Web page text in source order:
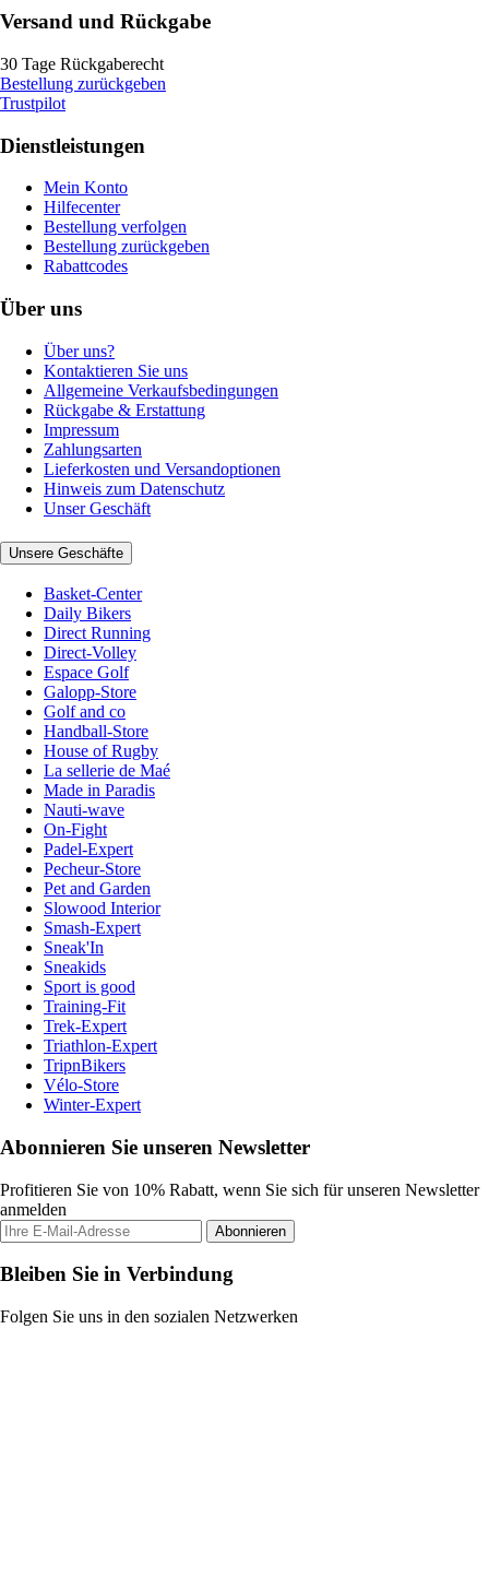
Versand und Rückgabe
30 Tage Rückgaberecht
Bestellung zurückgeben
Trustpilot
Dienstleistungen
Mein Konto
Hilfecenter
Bestellung verfolgen
Bestellung zurückgeben
Rabattcodes
Über uns
Über uns?
Kontaktieren Sie uns
Allgemeine Verkaufsbedingungen
Rückgabe & Erstattung
Impressum
Zahlungsarten
Lieferkosten und Versandoptionen
Hinweis zum Datenschutz
Unser Geschäft
Unsere Geschäfte
Basket-Center
Daily Bikers
Direct Running
Direct-Volley
Espace Golf
Galopp-Store
Golf and co
Handball-Store
House of Rugby
La sellerie de Maé
Made in Paradis
Nauti-wave
On-Fight
Padel-Expert
Pecheur-Store
Pet and Garden
Slowood Interior
Smash-Expert
Sneak'In
Sneakids
Sport is good
Training-Fit
Trek-Expert
Triathlon-Expert
TripnBikers
Vélo-Store
Winter-Expert
Abonnieren Sie unseren Newsletter
Profitieren Sie von 10% Rabatt, wenn Sie sich für unseren Newsletter
anmelden
Abonnieren
Bleiben Sie in Verbindung
Folgen Sie uns in den sozialen Netzwerken